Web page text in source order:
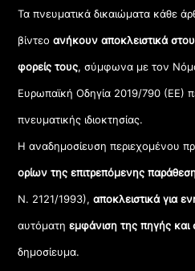
Τα πνευματικά δικαιώματα κάθε
βίντεοανήκουν αποκλειστικά
φορείς τους, σύμφωνα με τον
Ευρωπαϊκή Οδηγία 2019/790 (ΕΕ)
πνευματικής ιδιοκτησίας.
Η αναδημοσίευση περιεχομένου
ορίων της επιτρεπόμενης
Ν. 2121/1993), αποκλειστικά για
αυτόματηεμφάνιση της πηγής και
δημοσίευμα.